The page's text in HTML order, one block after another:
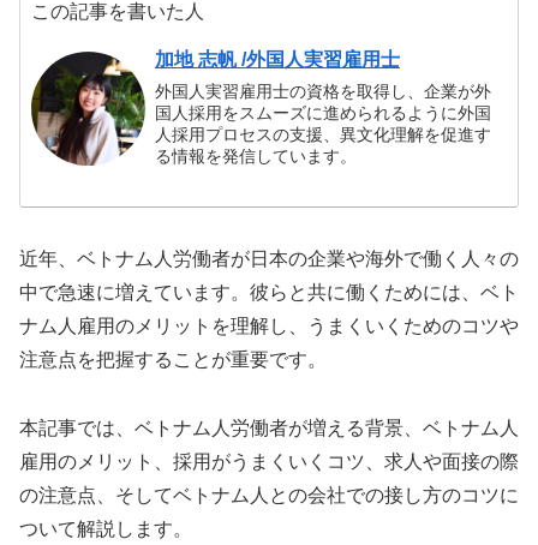
この記事を書いた人
加地 志帆 /外国人実習雇用士
外国人実習雇用士の資格を取得し、企業が外
国人採用をスムーズに進められるように外国
人採用プロセスの支援、異文化理解を促進す
る情報を発信しています。
近年、ベトナム人労働者が日本の企業や海外で働く人々の
中で急速に増えています。彼らと共に働くためには、ベト
ナム人雇用のメリットを理解し、うまくいくためのコツや
注意点を把握することが重要です。
本記事では、ベトナム人労働者が増える背景、ベトナム人
雇用のメリット、採用がうまくいくコツ、求人や面接の際
の注意点、そしてベトナム人との会社での接し方のコツに
ついて解説します。